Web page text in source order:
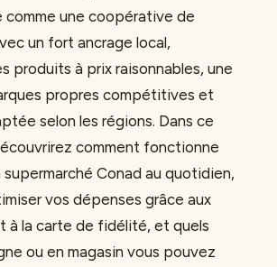
comme une coopérative de
un fort ancrage local,
produits à prix raisonnables, une
propres compétitives et
selon les régions. Dans ce
comment fonctionne
Conad au quotidien,
vos dépenses grâce aux
à la carte de fidélité, et quels
ou en magasin vous pouvez